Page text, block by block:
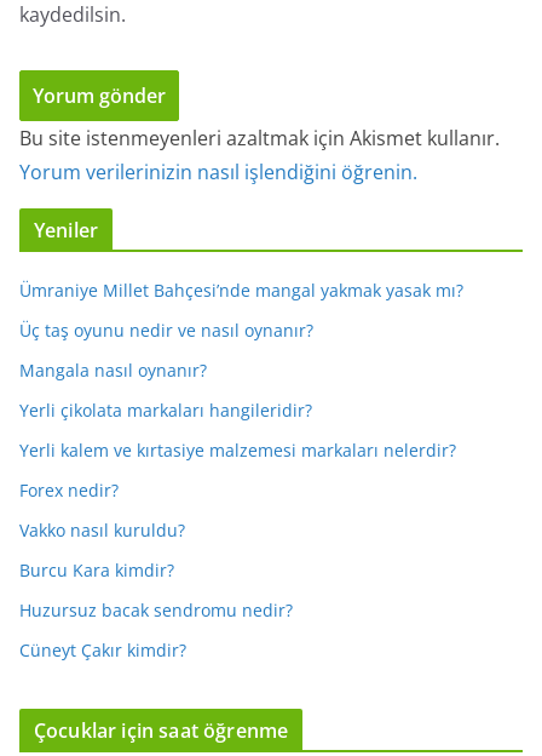
kaydedilsin.
Bu site istenmeyenleri azaltmak için Akismet kullanır.
Yorum verilerinizin nasıl işlendiğini öğrenin.
Yeniler
Ümraniye Millet Bahçesi’nde mangal yakmak yasak mı?
Üç taş oyunu nedir ve nasıl oynanır?
Mangala nasıl oynanır?
Yerli çikolata markaları hangileridir?
Yerli kalem ve kırtasiye malzemesi markaları nelerdir?
Forex nedir?
Vakko nasıl kuruldu?
Burcu Kara kimdir?
Huzursuz bacak sendromu nedir?
Cüneyt Çakır kimdir?
Çocuklar için saat öğrenme